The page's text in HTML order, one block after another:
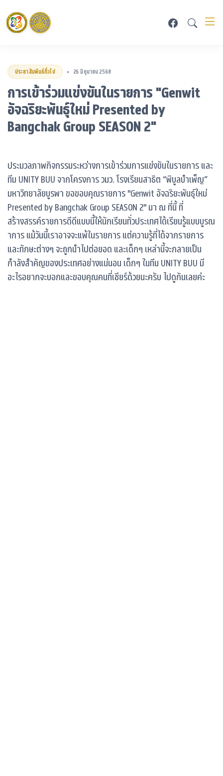
ประชาสัมพันธ์ทั่วไป • 26 มิถุนายน 2568
การเข้าร่วมแข่งขันในรายการ "Genwit
อัจฉริยะพันธุ์ใหม่ Presented by
Bangchak Group SEASON 2"
ประมวลภาพกิจกรรมระหว่างการเข้าร่วมการแข่งขันในรายการ และ
ทีม UNITY BUU จากโครงการ วมว. โรงเรียนสาธิต “พิบูลบำเพ็ญ”
มหาวิทยาลัยบูรพา ขอขอบคุณรายการ "Genwit อัจฉริยะพันธุ์ใหม่
Presented by Bangchak Group SEASON 2" มา ณ ที่นี้ ที่
สร้างสรรค์รายการดีดีแบบนี้ให้นักเรียนทั่วประเทศได้เรียนรู้แบบบูรณ
าการ แม้วันนี้เราอาจจะแพ้ในรายการ แต่ความรู้ที่ได้จากรายการ
และทักษะต่างๆ จะถูกนำไปต่อยอด และเด็กๆ เหล่านี้จะกลายเป็น
กำลังสำคัญของประเทศอย่างแน่นอน เด็กๆ ในทีม UNITY BUU มี
อะไรอยากจะบอกและขอบคุณคนที่เชียร์ด้วยนะครับ ไปดูกันเลยค่ะ